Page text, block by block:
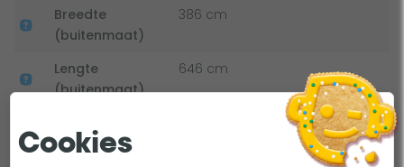
minstens zo breed als deze module, toe te voegen, kun je
de overkapping helemaal naast je zwembad plaatsen. Kies
maximale flexibiliteit!
Installatie en leveringsopties
Breedte
(buitenmaat)
386 cm
Lengte
(buitenmaat)
646 cm
Type
Half doorzichtig kanaalplaat
Cookies